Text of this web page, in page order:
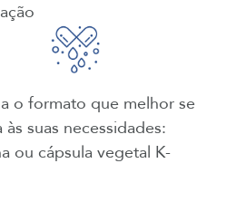
o formato que melhor se
às suas necessidades:
ou cápsula vegetal K-